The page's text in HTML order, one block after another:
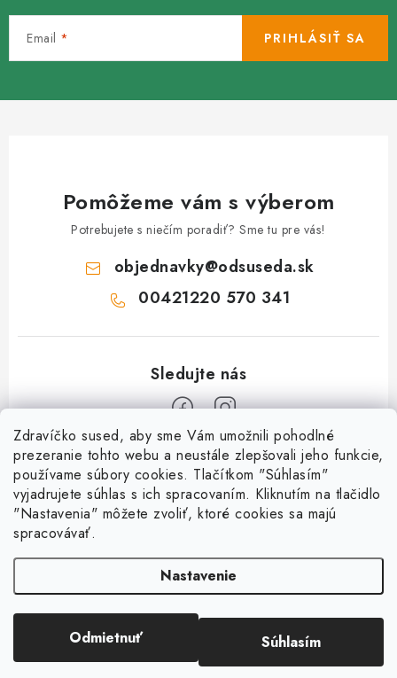
Zdravíčko sused, aby sme Vám umožnili pohodlné
prezeranie tohto webu a neustále zlepšovali jeho funkcie,
používame súbory cookies. Tlačítkom "Súhlasím"
vyjadrujete súhlas s ich spracovaním. Kliknutím na tlačidlo
"Nastavenia" môžete zvoliť, ktoré cookies sa majú
spracovávať.
Nastavenie
Odmietnuť Súhlasím
Email PRIHLÁSIŤ SA
Pomôžeme vám s výberom
Potrebujete s niečím poradiť? Sme tu pre vás!
objednavky@odsuseda.sk
00421220 570 341
O nás
Kontakty
Susedov blog
Pre lepšie susedstvo
Darčekové poukazy
Všetko o nákupe
Doprava a platba
Ako balíme zásielky?
Dokumenty
Reklamačný poriadok
Vytvoril Shoptet
Copyright 2026 . Všetky práva vyhradené.